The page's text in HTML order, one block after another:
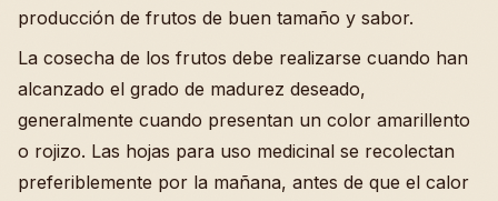
producción de frutos de buen tamaño y sabor.
La cosecha de los frutos debe realizarse cuando han
alcanzado el grado de madurez deseado,
generalmente cuando presentan un color amarillento
o rojizo. Las hojas para uso medicinal se recolectan
preferiblemente por la mañana, antes de que el calor